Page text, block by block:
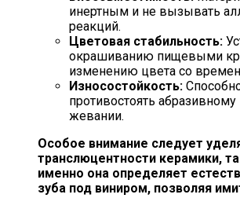
инертным и не вызывать
реакций.
Цветовая стабильность:
окрашиванию пищевыми
изменению цвета со
Износостойкость:
противостоять
жевании.
Особое внимание следует
транслюцентности керамики,
именно она определяет
зуба под виниром, позволяя